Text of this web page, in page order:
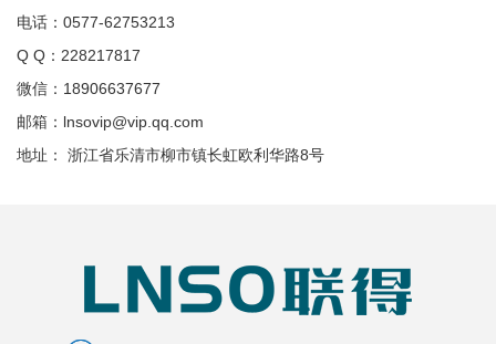
电话：0577-62753213
Q Q：228217817
微信：18906637677
邮箱：lnsovip@vip.qq.com
地址： 浙江省乐清市柳市镇长虹欧利华路8号